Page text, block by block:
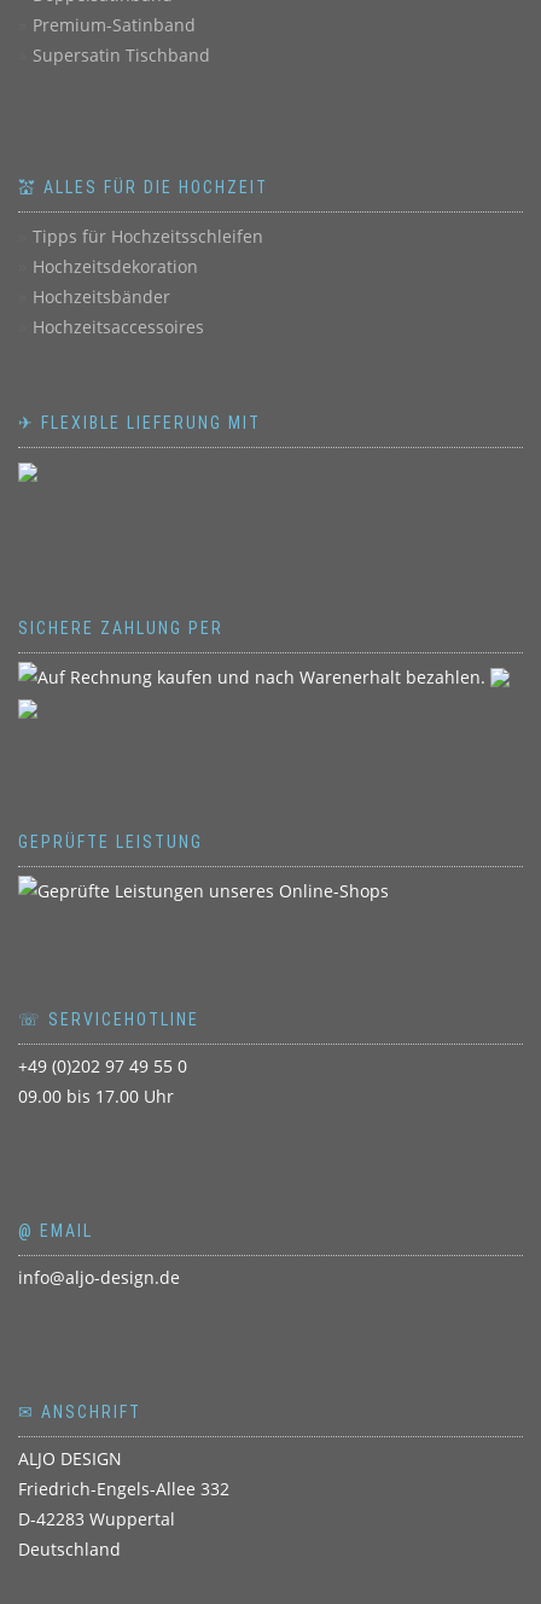
Premium-Satinband
Supersatin Tischband
💒 ALLES FÜR DIE HOCHZEIT
Tipps für Hochzeitsschleifen
Hochzeitsdekoration
Hochzeitsbänder
Hochzeitsaccessoires
✈ FLEXIBLE LIEFERUNG MIT
SICHERE ZAHLUNG PER
GEPRÜFTE LEISTUNG
☏ SERVICEHOTLINE
+49 (0)202 97 49 55 0
09.00 bis 17.00 Uhr
@ EMAIL
info@aljo-design.de
✉ ANSCHRIFT
ALJO DESIGN
Friedrich-Engels-Allee 332
D-42283 Wuppertal
Deutschland